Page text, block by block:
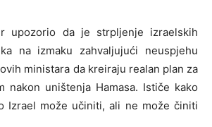
upozorio da je strpljenje izraelskih
na izmaku zahvaljujući neuspjehu
ministara da kreiraju realan plan za
nakon uništenja Hamasa. Ističe kako
Izrael može učiniti, ali ne može činiti